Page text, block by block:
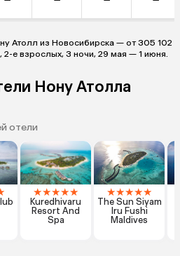
Атолл из Новосибирска — от 305 102
е взрослых, 3 ночи, 29 мая — 1 июня.
Нону Атолла
отели
★★★★★
Kuredhivaru
Resort And
Spa
★★★★★
The Sun Siyam
Iru Fushi
Maldives